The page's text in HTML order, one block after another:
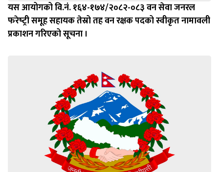
यस आयोगको वि.नं. १६४-१७४/२०८२-०८३ वन सेवा जनरल
फरेष्‍ट्री समूह सहायक तेस्रो तह वन रक्षक पदको स्वीकृत नामावली
प्रकाशन गरिएको सूचना ।